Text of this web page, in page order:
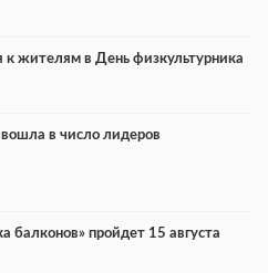
к жителям в День физкультурника
в число лидеров
балконов» пройдет 15 августа